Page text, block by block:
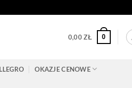
0,00ZŁ 0
OKAZJE CENOWE